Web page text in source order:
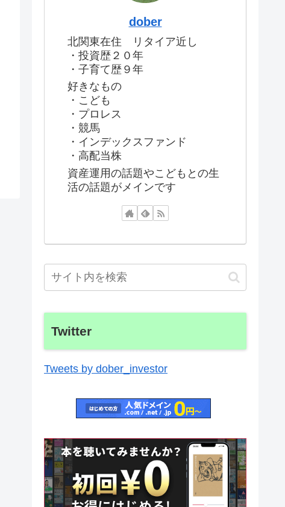
dober
北関東在住 リタイア近し
・投資歴２０年
・子育て歴９年
好きなもの
・こども
・プロレス
・競馬
・インデックスファンド
・高配当株
資産運用の話題やこどもとの生
活の話題がメインです
Twitter
Tweets by dober_investor